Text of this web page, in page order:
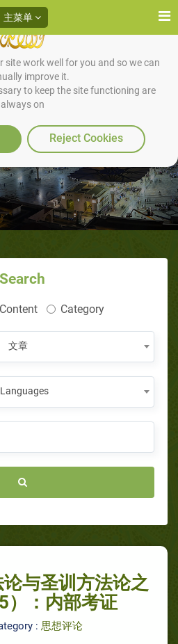
site work well for you and so we can
improve it.
to keep the site functioning are
always on
Reject Cookies
主菜单
与圣训方法论之
）：内部考证
Search
Content Category
文章
与圣训方法论之
）：内部考证
: 思想评论